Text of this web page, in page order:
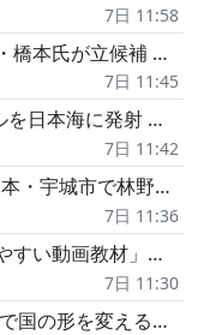
7日 11:58
政権との向き合い方が焦点
7日 11:45
発射 金与正談話の翌日
7日 11:42
で消火栓使えず燃え広がる恐れも
7日 11:36
ても成績が伸びないのか…元海上
7日 11:30
変えるのか(8月5日付)